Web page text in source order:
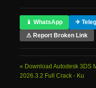
📱 WhatsApp ✈
⚠ Report Broken Link
Download Autodesk 3DS
2026.3.2 Full Crack - Ku